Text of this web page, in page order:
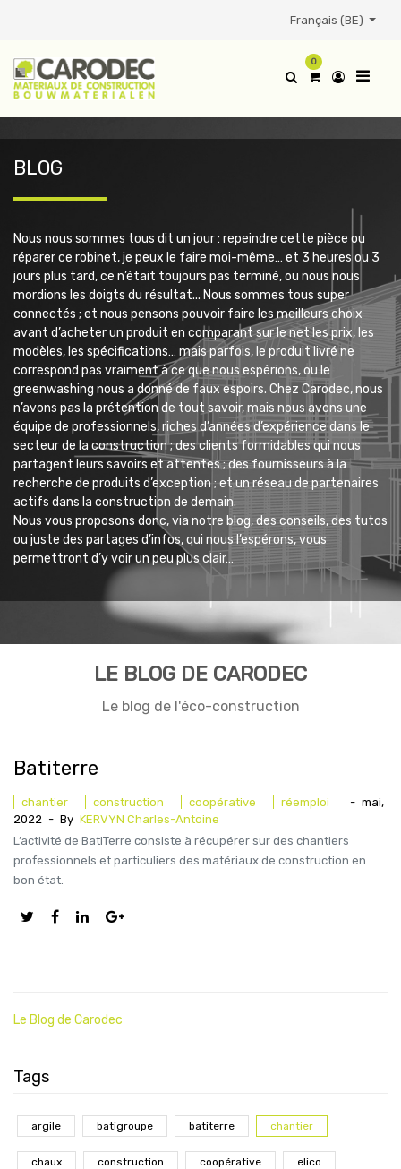
Français (BE)
0
BLOG
Nous nous sommes tous dit un jour : repeindre cette pièce ou
réparer ce robinet, je peux le faire moi-même… et 3 heures ou 3
jours plus tard, ce n’était toujours pas terminé, ou nous nous
mordions les doigts du résultat... Nous sommes tous super
connectés ; et nous pensons pouvoir faire les meilleurs choix
avant d’acheter un produit en comparant sur le net les prix, les
modèles, les spécifications… mais parfois, le produit livré ne
correspond pas vraiment à ce que nous espérions, ou le
greenwashing nous a donné de faux espoirs. Chez Carodec, nous
n’avons pas la prétention de tout savoir, mais nous avons une
équipe de professionnels, riches d’années d’expérience dans le
secteur de la construction ; des clients formidables qui nous
partagent leurs savoirs et attentes ; des fournisseurs à la
recherche de produits d’exception ; et un réseau de partenaires
actifs dans la construction de demain.
Nous vous proposons donc, via notre blog, des conseils, des tutos
ou juste des partages d’infos, qui nous l’espérons, vous
permettront d’y voir un peu plus clair…
LE BLOG DE CARODEC
Le blog de l'éco-construction
Batiterre
chantier construction coopérative réemploi - mai,
2022 - By KERVYN Charles-Antoine
L’activité de BatiTerre consiste à récupérer sur des chantiers
professionnels et particuliers des matériaux de construction en
bon état.
Le Blog de Carodec
Tags
argile batigroupe batiterre chantier
chaux construction coopérative elico